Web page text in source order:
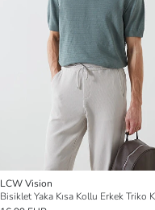
LCW Vision
Bisiklet Yaka Kısa Kollu Erkek Triko